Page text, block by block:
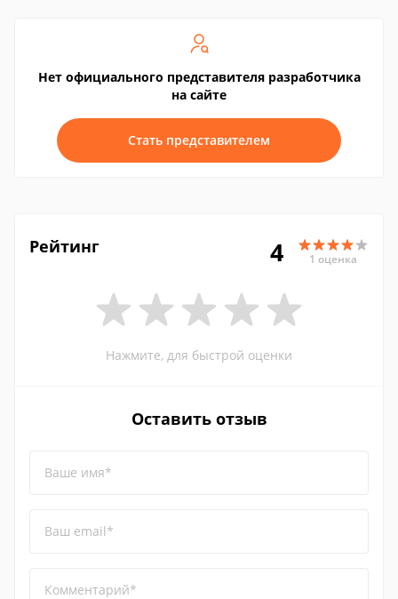
Нет официального представителя разработчика
на сайте
Стать представителем
Рейтинг 4 1 оценка
Нажмите, для быстрой оценки
Оставить отзыв
Ваше имя*
Ваш email*
Комментарий*